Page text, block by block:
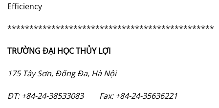
Efficiency
***********************************************
TRƯỜNG ĐẠI HỌC THỦY LỢI
175 Tây Sơn, Đống Đa, Hà Nội
ĐT: +84-24-38533083 Fax: +84-24-35636221